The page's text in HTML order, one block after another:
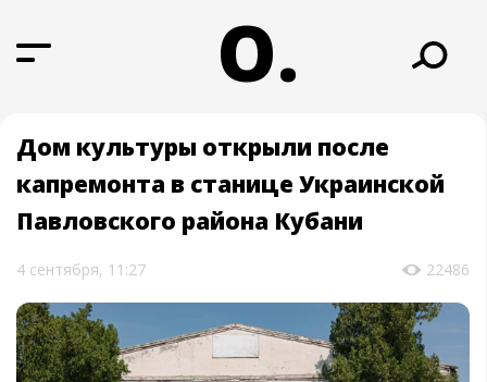
О.
Дом культуры открыли после
капремонта в станице Украинской
Павловского района Кубани
4 сентября, 11:27 22486